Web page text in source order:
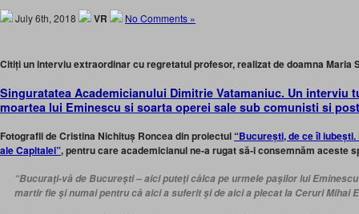
July 6th, 2018 VR No Comments »
Citiți un interviu extraordinar cu regretatul profesor, realizat de doamna Maria
Singuratatea Academicianului Dimitrie Vatamaniuc. Un interviu
moartea lui Eminescu si soarta operei sale sub comunisti si
Fotografii de Cristina Nichituș Roncea din proiectul“București, de ce îl
ale Capitalei”, pentru care academicianul ne-a rugat să-i consemnăm aceste
“Bucuraţi-vă de Bucureşti – aici puteţi călca pe urmele paşilor lui
martir fie şi numai pentru că aici a suferit şi de aici a plecat la Ceruri Mihai